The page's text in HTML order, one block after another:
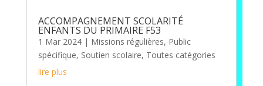
ACCOMPAGNEMENT SCOLARITÉ
ENFANTS DU PRIMAIRE F53
1 Mar 2024| Missions régulières, Public
spécifique, Soutien scolaire, Toutes catégories
lire plus